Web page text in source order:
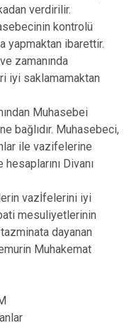
verdirilir.
kontrolü
yapmaktan ibarettir.
zamanında
iyi saklamamaktan
Muhasebei
bağlıdır. Muhasebeci,
ile vazifelerine
Divanı
vazİfelerini iyi
mesuliyetlerinin
dayanan
Muhakemat